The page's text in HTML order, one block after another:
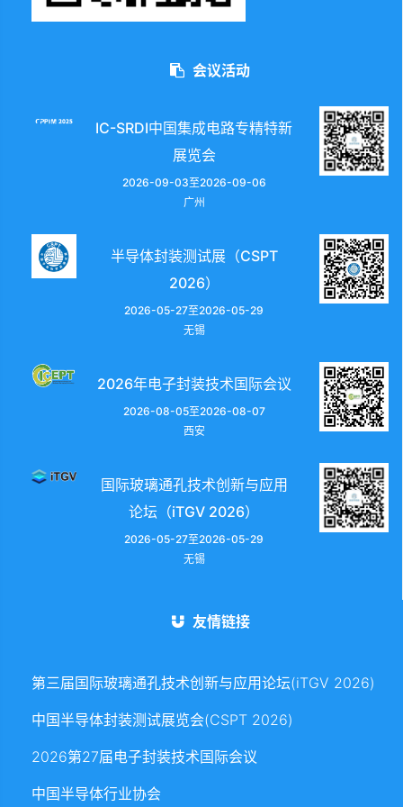
会议活动
IC-SRDI中国集成电路专精特新
展览会
2026-09-03至2026-09-06
广州
半导体封装测试展（CSPT
2026）
2026-05-27至2026-05-29
无锡
2026年电子封装技术国际会议
2026-08-05至2026-08-07
西安
国际玻璃通孔技术创新与应用
论坛（iTGV 2026）
2026-05-27至2026-05-29
无锡
友情链接
第三届国际玻璃通孔技术创新与应用论坛(iTGV 2026)
中国半导体封装测试展览会(CSPT 2026)
2026第27届电子封装技术国际会议
中国半导体行业协会